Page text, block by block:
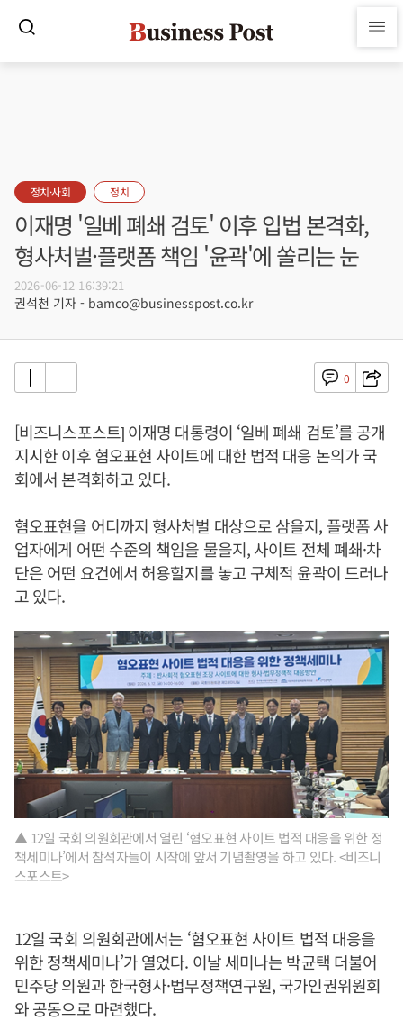
정치·사회 정치
이재명 '일베 폐쇄 검토' 이후 입법 본격화,
형사처벌·플랫폼 책임 '윤곽'에 쏠리는 눈
2026-06-12 16:39:21
권석천 기자 - bamco@businesspost.co.kr
0
[비즈니스포스트] 이재명 대통령이 ‘일베 폐쇄 검토’를 공개
지시한 이후 혐오표현 사이트에 대한 법적 대응 논의가 국
회에서 본격화하고 있다.
혐오표현을 어디까지 형사처벌 대상으로 삼을지, 플랫폼 사
업자에게 어떤 수준의 책임을 물을지, 사이트 전체 폐쇄·차
단은 어떤 요건에서 허용할지를 놓고 구체적 윤곽이 드러나
고 있다.
▲ 12일 국회 의원회관에서 열린 ‘혐오표현 사이트 법적 대응을 위한 정
책세미나’에서 참석자들이 시작에 앞서 기념촬영을 하고 있다. <비즈니
스포스트>
12일 국회 의원회관에서는 ‘혐오표현 사이트 법적 대응을
위한 정책세미나’가 열었다. 이날 세미나는 박균택 더불어
민주당 의원과 한국형사·법무정책연구원, 국가인권위원회
와 공동으로 마련했다.